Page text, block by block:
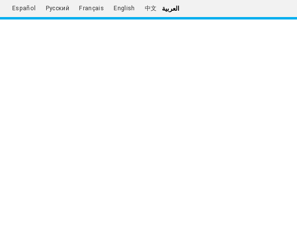
العربية 中文
English
Français
Русский
Español